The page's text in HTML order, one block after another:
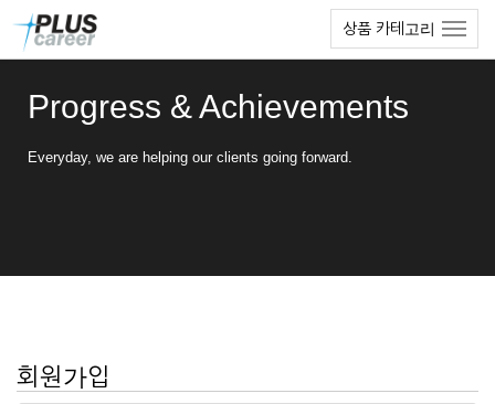
상품 카테고리
Progress & Achievements
Everyday, we are helping our clients going forward.
회원가입